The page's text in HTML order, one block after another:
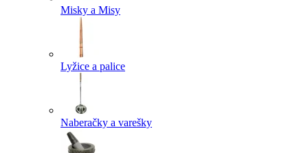
Misky a Misy
Lyžice a palice
Naberačky a varešky